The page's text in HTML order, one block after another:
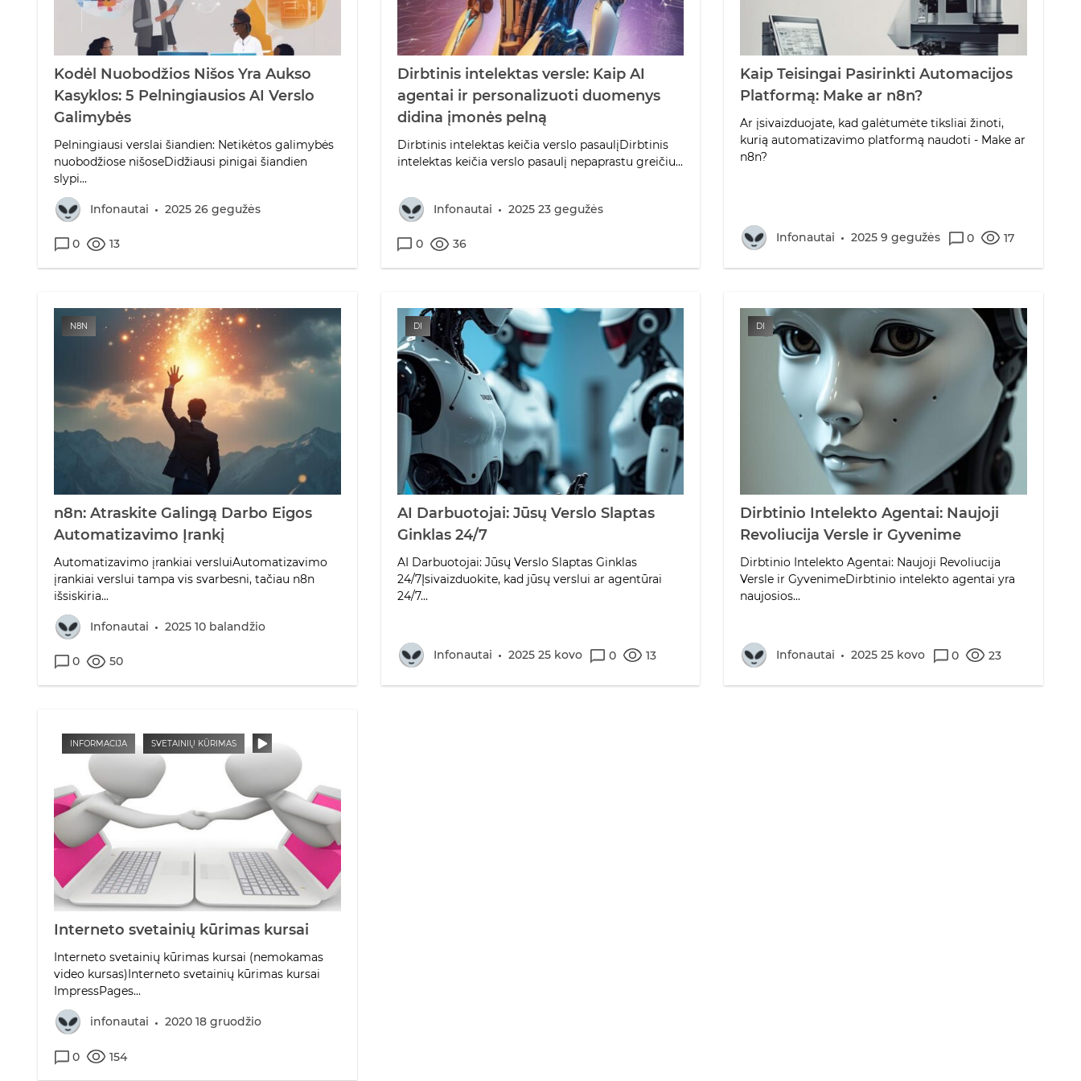
Kodėl Nuobodžios Nišos Yra Aukso
Kasyklos: 5 Pelningiausios AI Verslo
Galimybės
Pelningiausi verslai šiandien: Netikėtos galimybės
nuobodžiose nišoseDidžiausi pinigai šiandien
slypi...
Infonautai 2025 26 gegužės
0 13
Dirbtinis intelektas versle: Kaip AI
agentai ir personalizuoti duomenys
didina įmonės pelną
Dirbtinis intelektas keičia verslo pasaulįDirbtinis
intelektas keičia verslo pasaulį nepaprastu greičiu...
Infonautai 2025 23 gegužės
0 36
Kaip Teisingai Pasirinkti Automacijos
Platformą: Make ar n8n?
Ar įsivaizduojate, kad galėtumėte tiksliai žinoti,
kurią automatizavimo platformą naudoti - Make ar
n8n?
Infonautai 2025 9 gegužės 0 17
N8N
n8n: Atraskite Galingą Darbo Eigos
Automatizavimo Įrankį
Automatizavimo įrankiai versluiAutomatizavimo
įrankiai verslui tampa vis svarbesni, tačiau n8n
išsiskiria...
Infonautai 2025 10 balandžio
0 50
DI
AI Darbuotojai: Jūsų Verslo Slaptas
Ginklas 24/7
AI Darbuotojai: Jūsų Verslo Slaptas Ginklas
24/7Įsivaizduokite, kad jūsų verslui ar agentūrai
24/7...
Infonautai 2025 25 kovo 0 13
DI
Dirbtinio Intelekto Agentai: Naujoji
Revoliucija Versle ir Gyvenime
Dirbtinio Intelekto Agentai: Naujoji Revoliucija
Versle ir GyvenimeDirbtinio intelekto agentai yra
naujosios...
Infonautai 2025 25 kovo 0 23
INFORMACIJA SVETAINIŲ KŪRIMAS
Interneto svetainių kūrimas kursai
Interneto svetainių kūrimas kursai (nemokamas
video kursas)Interneto svetainių kūrimas kursai
ImpressPages...
infonautai 2020 18 gruodžio
0 154